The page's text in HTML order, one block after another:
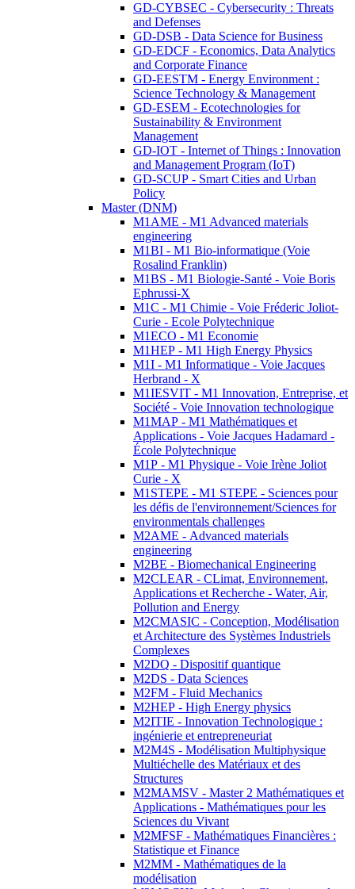
GD-CYBSEC - Cybersecurity : Threats
and Defenses
GD-DSB - Data Science for Business
GD-EDCF - Economics, Data Analytics
and Corporate Finance
GD-EESTM - Energy Environment :
Science Technology & Management
GD-ESEM - Ecotechnologies for
Sustainability & Environment
Management
GD-IOT - Internet of Things : Innovation
and Management Program (IoT)
GD-SCUP - Smart Cities and Urban
Policy
Master (DNM)
M1AME - M1 Advanced materials
engineering
M1BI - M1 Bio-informatique (Voie
Rosalind Franklin)
M1BS - M1 Biologie-Santé - Voie Boris
Ephrussi-X
M1C - M1 Chimie - Voie Fréderic Joliot-
Curie - Ecole Polytechnique
M1ECO - M1 Economie
M1HEP - M1 High Energy Physics
M1I - M1 Informatique - Voie Jacques
Herbrand - X
M1IESVIT - M1 Innovation, Entreprise, et
Société - Voie Innovation technologique
M1MAP - M1 Mathématiques et
Applications - Voie Jacques Hadamard -
École Polytechnique
M1P - M1 Physique - Voie Irène Joliot
Curie - X
M1STEPE - M1 STEPE - Sciences pour
les défis de l'environnement/Sciences for
environmentals challenges
M2AME - Advanced materials
engineering
M2BE - Biomechanical Engineering
M2CLEAR - CLimat, Environnement,
Applications et Recherche - Water, Air,
Pollution and Energy
M2CMASIC - Conception, Modélisation
et Architecture des Systèmes Industriels
Complexes
M2DQ - Dispositif quantique
M2DS - Data Sciences
M2FM - Fluid Mechanics
M2HEP - High Energy physics
M2ITIE - Innovation Technologique :
ingénierie et entrepreneuriat
M2M4S - Modélisation Multiphysique
Multiéchelle des Matériaux et des
Structures
M2MAMSV - Master 2 Mathématiques et
Applications - Mathématiques pour les
Sciences du Vivant
M2MFSF - Mathématiques Financières :
Statistique et Finance
M2MM - Mathématiques de la
modélisation